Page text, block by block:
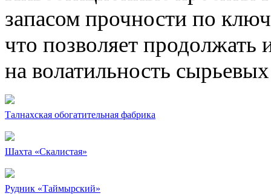
запасом прочности по
что позволяет продолжать
на волатильность
Талнахская обогатительная фабрика
Шахта «Скалистая»
Рудник «Таймырский»